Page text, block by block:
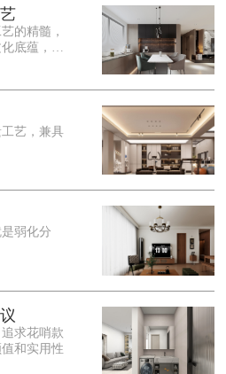
的精髓，
底蕴，优
线条古朴
雅致韵
o:p> 在工
心工序，
用
艺，兼具
弱化分
求花哨款
和实用性